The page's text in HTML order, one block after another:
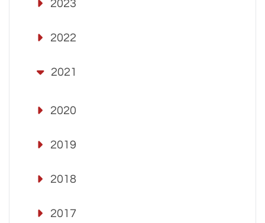
2023
2022
2021
2020
2019
2018
2017